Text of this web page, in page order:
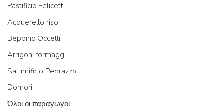
Pastificio Felicetti
Acquerello riso
Beppino Occelli
Arrigoni formaggi
Salumificio Pedrazzoli
Domori
Όλοι οι παραγωγοί